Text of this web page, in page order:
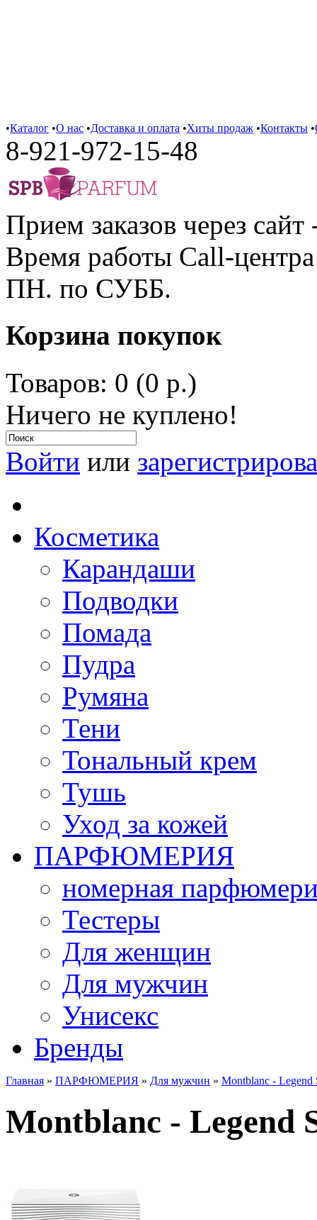
•Каталог •О нас •Доставка и оплата •Хиты продаж •Контакты •
8-921-972-15-48
Прием заказов через сайт
Время работы Call-
ПН. по СУББ.
Корзина покупок
Товаров: 0 (0 р.)
Ничего не куплено!
Войти или
Косметика
Карандаши
Подводки
Помада
Пудра
Румяна
Тени
Тональный крем
Тушь
Уход за кожей
ПАРФЮМЕРИЯ
номерная
Тестеры
Для женщин
Для мужчин
Унисекс
Бренды
Главная » ПАРФЮМЕРИЯ » Для мужчин » Montblanc - Legend
Montblanc - Legend